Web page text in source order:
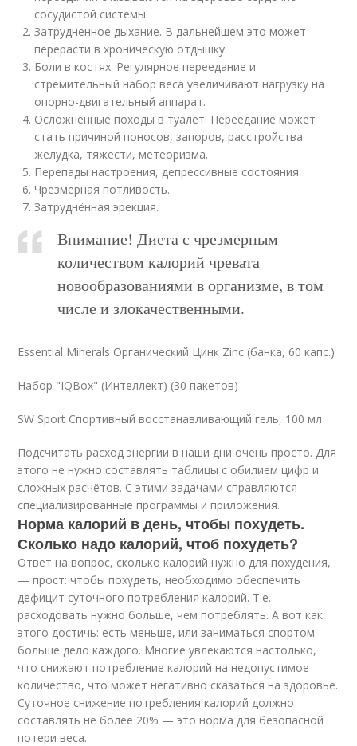
сосудистой системы.
Затрудненное дыхание. В дальнейшем это может
перерасти в хроническую отдышку.
Боли в костях. Регулярное переедание и
стремительный набор веса увеличивают нагрузку на
опорно-двигательный аппарат.
Осложненные походы в туалет. Переедание может
стать причиной поносов, запоров, расстройства
желудка, тяжести, метеоризма.
Перепады настроения, депрессивные состояния.
Чрезмерная потливость.
Затруднённая эрекция.
Внимание! Диета с чрезмерным
количеством калорий чревата
новообразованиями в организме, в том
числе и злокачественными.
Essential Minerals Органический Цинк Zinc (банка, 60 капс.)
Набор "IQBox" (Интеллект) (30 пакетов)
SW Sport Спортивный восстанавливающий гель, 100 мл
Подсчитать расход энергии в наши дни очень просто. Для
этого не нужно составлять таблицы с обилием цифр и
сложных расчётов. С этими задачами справляются
специализированные программы и приложения.
Норма калорий в день, чтобы похудеть.
Сколько надо калорий, чтоб похудеть?
Ответ на вопрос, сколько калорий нужно для похудения,
— прост: чтобы похудеть, необходимо обеспечить
дефицит суточного потребления калорий. Т.е.
расходовать нужно больше, чем потреблять. А вот как
этого достичь: есть меньше, или заниматься спортом
больше дело каждого. Многие увлекаются настолько,
что снижают потребление калорий на недопустимое
количество, что может негативно сказаться на здоровье.
Суточное снижение потребления калорий должно
составлять не более 20% — это норма для безопасной
потери веса.